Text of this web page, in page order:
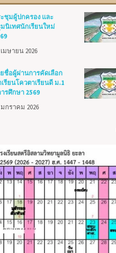
ชุมผู้ปกครอง และ
นิเทศนักเรียนใหม่
เมษายน 2026
ชื่อผู้ผ่านการคัดเลือก
รียนโควตาเรียนดี ม.1
รศึกษา 2569
มกราคม 2026